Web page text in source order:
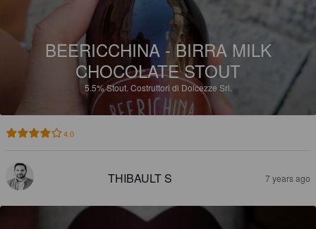
BEERICCHINA - BIRRA MILK
CHOCOLATE STOUT
5.5%Stout. Costruttori di Dolcezze Srl.
4.0
THIBAULT S 7 years ago